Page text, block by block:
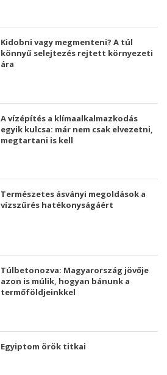
Kidobni vagy megmenteni? A túl
könnyű selejtezés rejtett környezeti
ára
A vízépítés a klímaalkalmazkodás
egyik kulcsa: már nem csak elvezetni,
megtartani is kell
Természetes ásványi megoldások a
vízszűrés hatékonyságáért
Túlbetonozva: Magyarország jövője
azon is múlik, hogyan bánunk a
termőföldjeinkkel
Egyiptom örök titkai